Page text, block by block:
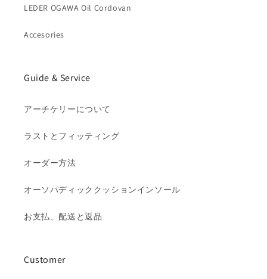
LEDER OGAWA Oil Cordovan
Accesories
Guide & Service
アーチケリーについて
ラストとフィッティング
オーダー方法
オーソパディッククッションインソール
お支払、配送と返品
Customer